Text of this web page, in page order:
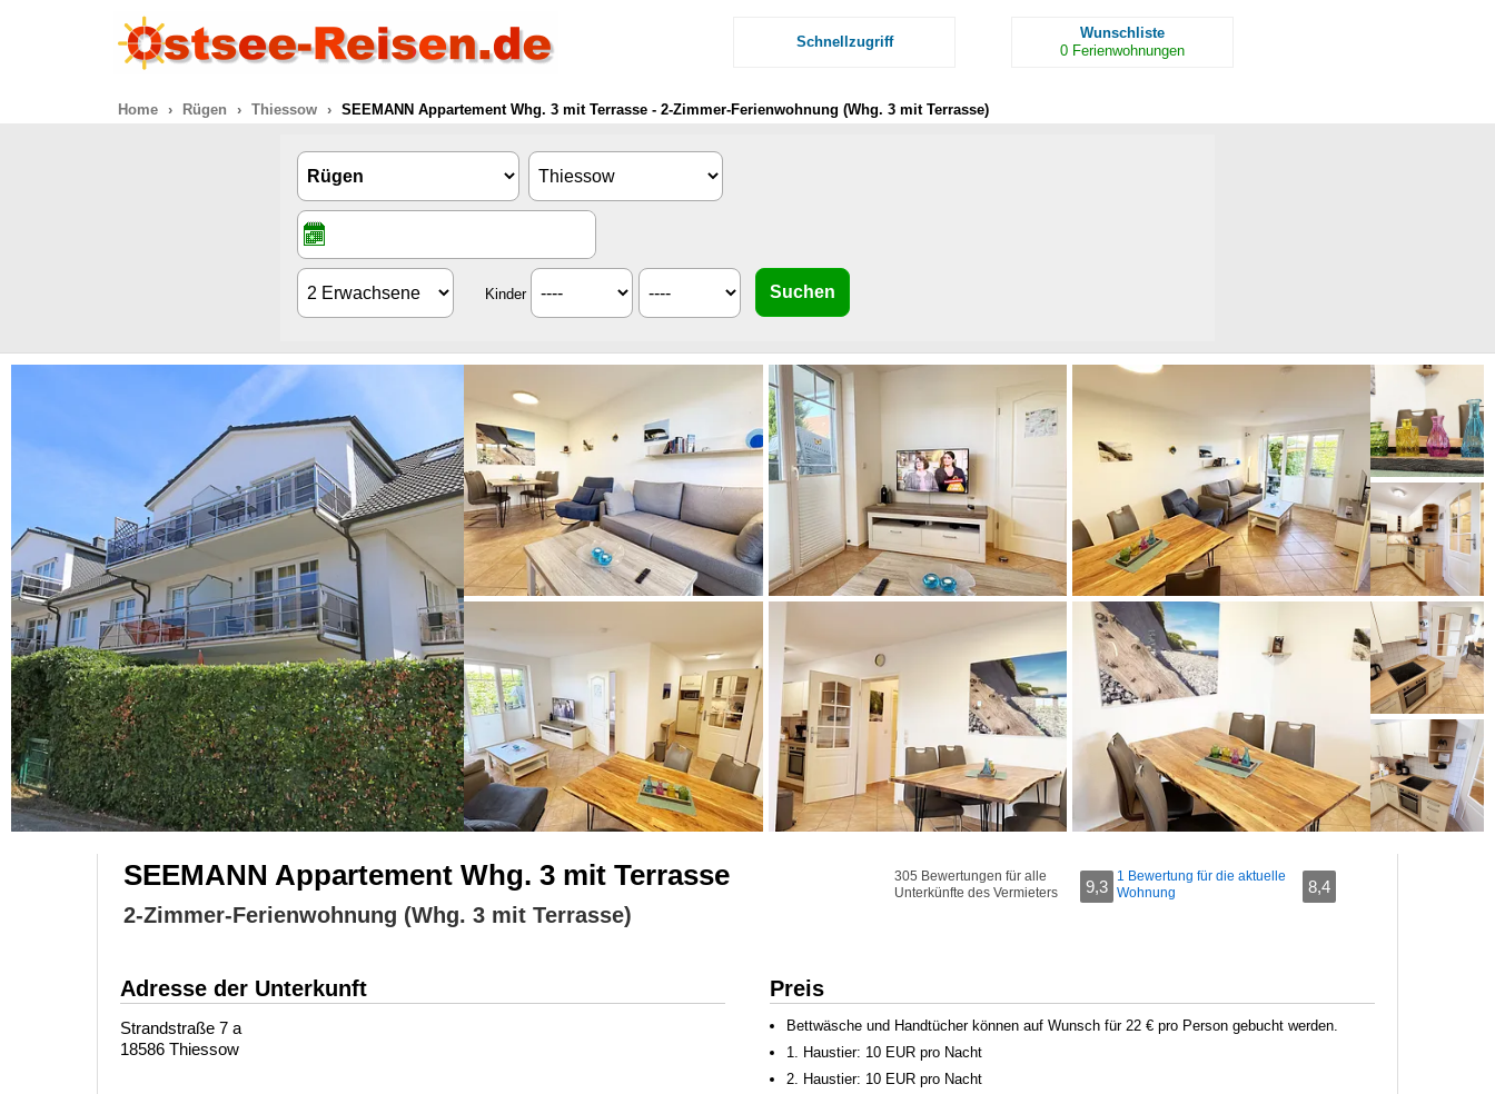
Schnellzugriff
Wunschliste
0 Ferienwohnungen
Home Rügen Thiessow SEEMANN Appartement Whg. 3 mit Terrasse - 2-Zimmer-Ferienwohnung (Whg. 3 mit Terrasse)
Kinder
SEEMANN Appartement Whg. 3 mit Terrasse
2-Zimmer-Ferienwohnung (Whg. 3 mit Terrasse)
305 Bewertungen für alle
Unterkünfte des Vermieters
9,3
1 Bewertung für die aktuelle
Wohnung
8,4
Adresse der Unterkunft
Strandstraße 7 a
18586 Thiessow
Preis
Bettwäsche und Handtücher können auf Wunsch für 22 € pro Person gebucht werden.
1. Haustier: 10 EUR pro Nacht
2. Haustier: 10 EUR pro Nacht